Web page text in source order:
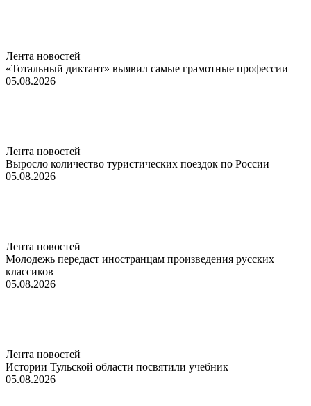
Лента новостей
«Тотальный диктант» выявил самые грамотные профессии
05.08.2026
Лента новостей
Выросло количество туристических поездок по России
05.08.2026
Лента новостей
Молодежь передаст иностранцам произведения русских
классиков
05.08.2026
Лента новостей
Истории Тульской области посвятили учебник
05.08.2026